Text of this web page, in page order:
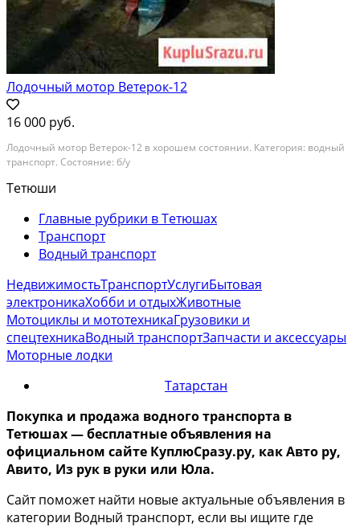
Лодочный мотор Ветерок-12
16 000 руб.
Лодочный мотор Ветерок-12 в хорошем состоянии. Категория: водный
транспорт. Состояние: б/у
Тетюши
Главные рубрики в Тетюшах
Транспорт
Водный транспорт
НедвижимостьТранспортУслугиБытовая
электроникаХобби и отдыхЖивотные
Мотоциклы и мототехникаГрузовики и
спецтехникаВодный транспортЗапчасти и аксессуары
Моторные лодки
Татарстан
Покупка и продажа водного транспорта в
Тетюшах — бесплатные объявления на
официальном сайте КуплюСразу.ру, как Авто ру,
Авито, Из рук в руки или Юла.
Сайт поможет найти новые актуальные объявления в
категории Водный транспорт, если вы ищите где